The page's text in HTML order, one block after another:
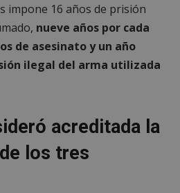
impone 16 años de prisión
nueve años por cada
de asesinato y un año
ilegal del arma utilizada
acreditada la
los tres